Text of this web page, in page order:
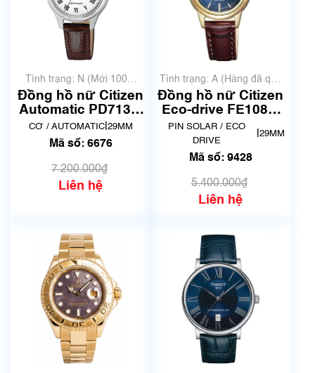
Tình trạng: N (Mới 100%
chưa qua sử dụng)
Đồng hồ nữ Citizen
Automatic PD7131-
16A | 6651-S095123
| Mã số 6676
CƠ / AUTOMATIC| 29MM
Mã số: 6676
7.200.000₫
Liên hệ
Tình trạng: A (Hàng đã qua
sử dụng nhưng rất đẹp,
không có xước)
Đồng hồ nữ Citizen
Eco-drive FE1082-
21L | Siêu lướt | Mã
số 9428
PIN SOLAR / ECO
DRIVE
29MM
Mã số: 9428
5.400.000₫
Liên hệ